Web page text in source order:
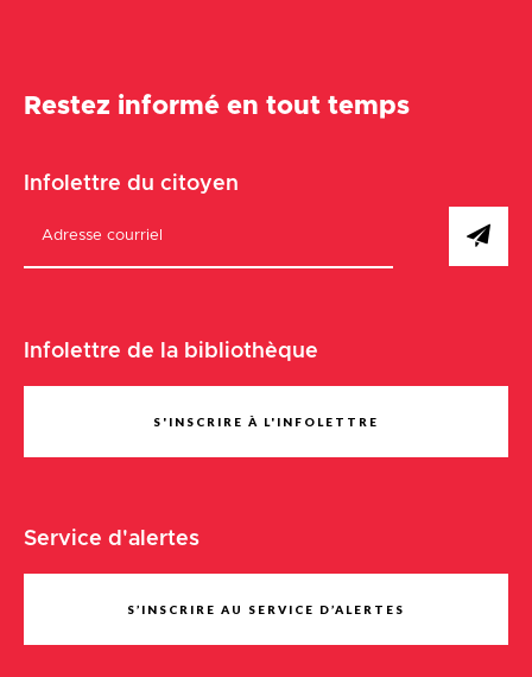
Restez informé en tout temps
Infolettre du citoyen
Infolettre de la bibliothèque
S'INSCRIRE À L'INFOLETTRE
Service d'alertes
S’INSCRIRE AU SERVICE D’ALERTES